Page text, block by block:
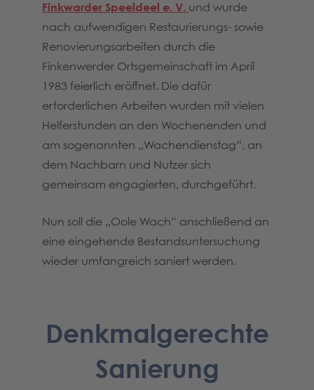
Finkwarder Speeldeel e. V. und wurde
nach aufwendigen Restaurierungs- sowie
Renovierungsarbeiten durch die
Finkenwerder Ortsgemeinschaft im April
1983 feierlich eröffnet. Die dafür
erforderlichen Arbeiten wurden mit vielen
Helferstunden an den Wochenenden und
am sogenannten „Wachendienstag“, an
dem Nachbarn und Nutzer sich
gemeinsam engagierten, durchgeführt.
Nun soll die „Oole Wach“ anschließend an
eine eingehende Bestandsuntersuchung
wieder umfangreich saniert werden.
Denkmalgerechte
Sanierung